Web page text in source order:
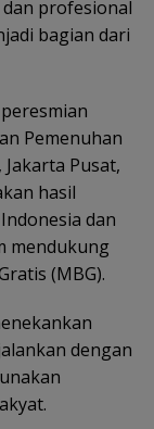
profesional
bagian dari
Pemenuhan
Jakarta Pusat,
hasil
dan
mendukung
(MBG).
dengan